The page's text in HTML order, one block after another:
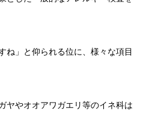
ね」と仰られる位に、様々な項目
ヤやオオアワガエリ等のイネ科は